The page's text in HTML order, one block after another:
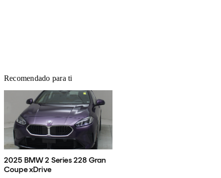
Recomendado para ti
2025 BMW 2 Series 228 Gran
Coupe xDrive